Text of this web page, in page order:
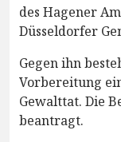
des Hagener
Düsseldorfer
Gegen ihn
Vorbereitung
Gewalttat. Die
beantragt.